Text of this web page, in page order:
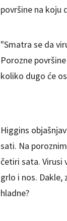
površine na koju
"Smatra se da
Porozne
koliko dugo će
Higgins
sati. Na
četiri sata. Virusi
grlo i nos.
hladne?